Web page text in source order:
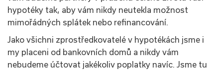
hypotéky tak, aby vám nikdy neutekla možnost
mimořádných splátek nebo refinancování.
Jako všichni zprostředkovatelé v hypotékách jsme i
my placeni od bankovních domů a nikdy vám
nebudeme účtovat jakékoliv poplatky navíc. Jsme tu